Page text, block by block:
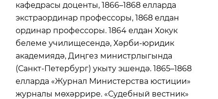
кафедрасы доценты, 1866–1868 елларда
экстраординар профессоры, 1868 елдан
ординар профессоры. 1864 елдан Хокук
белеме училищесендә, Хәрби-юридик
академиядә, Диңгез министрлыгында
(Санкт-Петербург) укыту эшендә. 1865–1868
елларда «Журнал Министерства юстиции»
журналы мөхәррире. «Судебный вестник»